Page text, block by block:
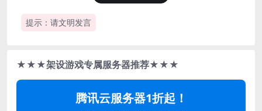
提示：请文明发言
★★★架设游戏专属服务器推荐★★★
腾讯云服务器1折起！